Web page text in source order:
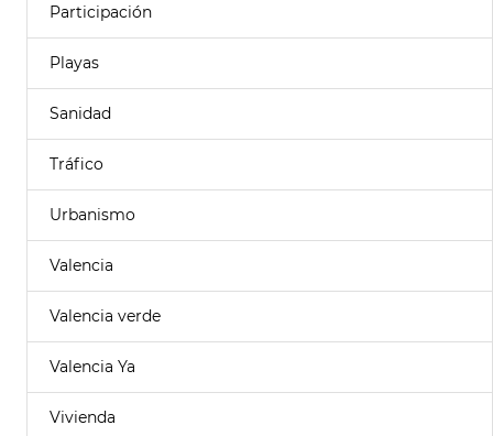
Participación
Playas
Sanidad
Tráfico
Urbanismo
Valencia
Valencia verde
Valencia Ya
Vivienda